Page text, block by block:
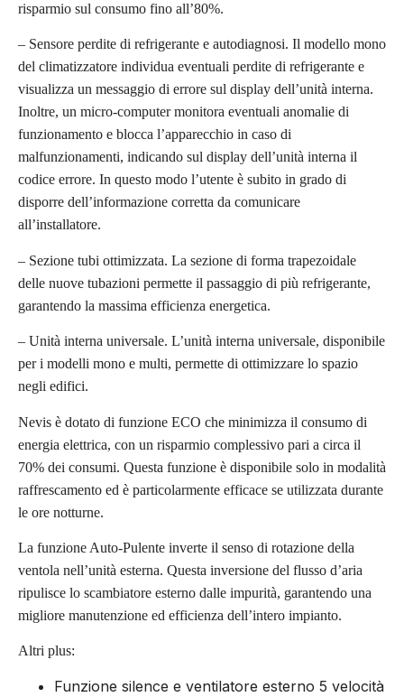
risparmio sul consumo fino all’80%.
– Sensore perdite di refrigerante e autodiagnosi. Il modello mono
del climatizzatore individua eventuali perdite di refrigerante e
visualizza un messaggio di errore sul display dell’unità interna.
Inoltre, un micro-computer monitora eventuali anomalie di
funzionamento e blocca l’apparecchio in caso di
malfunzionamenti, indicando sul display dell’unità interna il
codice errore. In questo modo l’utente è subito in grado di
disporre dell’informazione corretta da comunicare
all’installatore.
– Sezione tubi ottimizzata. La sezione di forma trapezoidale
delle nuove tubazioni permette il passaggio di più refrigerante,
garantendo la massima efficienza energetica.
– Unità interna universale. L’unità interna universale, disponibile
per i modelli mono e multi, permette di ottimizzare lo spazio
negli edifici.
Nevis è dotato di funzione ECO che minimizza il consumo di
energia elettrica, con un risparmio complessivo pari a circa il
70% dei consumi. Questa funzione è disponibile solo in modalità
raffrescamento ed è particolarmente efficace se utilizzata durante
le ore notturne.
La funzione Auto-Pulente inverte il senso di rotazione della
ventola nell’unità esterna. Questa inversione del flusso d’aria
ripulisce lo scambiatore esterno dalle impurità, garantendo una
migliore manutenzione ed efficienza dell’intero impianto.
Altri plus:
Funzione silence e ventilatore esterno 5 velocità